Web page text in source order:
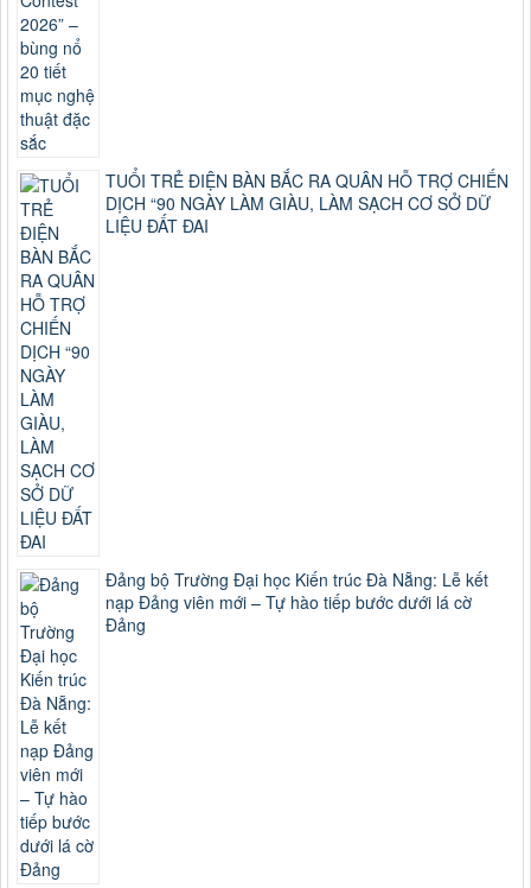
TUỔI TRẺ ĐIỆN BÀN BẮC RA QUÂN HỖ TRỢ CHIẾN
DỊCH “90 NGÀY LÀM GIÀU, LÀM SẠCH CƠ SỞ DỮ
LIỆU ĐẤT ĐAI
Đảng bộ Trường Đại học Kiến trúc Đà Nẵng: Lễ kết
nạp Đảng viên mới – Tự hào tiếp bước dưới lá cờ
Đảng